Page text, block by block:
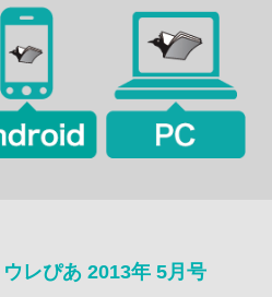
ウレぴあ 2013年 5月号